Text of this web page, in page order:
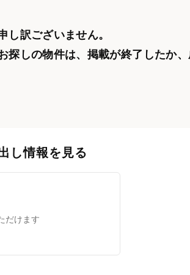
し訳ございません。
探しの物件は、掲載が終了したか、
し情報を見る
だけます